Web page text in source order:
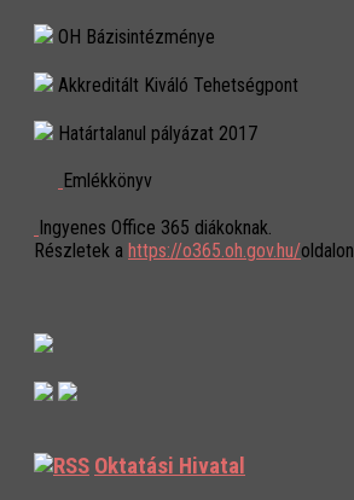
OH Bázisintézménye
Akkreditált Kiváló Tehetségpont
Határtalanul pályázat 2017
Emlékkönyv
Ingyenes Office 365 diákoknak.
Részletek a https://o365.oh.gov.hu/oldalon
Oktatási Hivatal